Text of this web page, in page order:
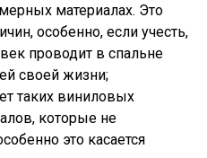
материалах. Это
особенно, если учесть,
проводит в спальне
своей жизни;
таких виниловых
которые не
это касается